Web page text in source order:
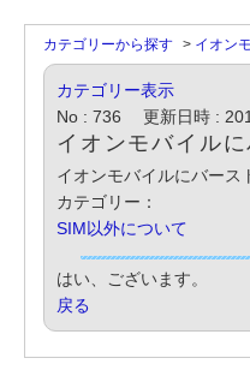
カテゴリーから探す > イオン
カテゴリー表示
No : 736
更新日時 :
イオンモバイル
イオンモバイルにバース
カテゴリー：
SIM以外について
はい、ございます。
戻る